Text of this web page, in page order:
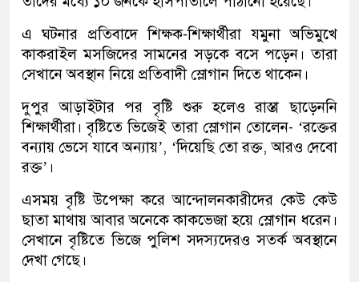
এ ঘটনার প্রতিবাদে শিক্ষক-শিক্ষার্থীরা যমুনা অভিমুখে
কাকরাইল মসজিদের সামনের সড়কে বসে পড়েন। তারা
সেখানে অবস্থান নিয়ে প্রতিবাদী স্লোগান দিতে থাকেন।
দুপুর আড়াইটার পর বৃষ্টি শুরু হলেও রাস্তা ছাড়েননি
শিক্ষার্থীরা। বৃষ্টিতে ভিজেই তারা স্লোগান তোলেন- ‘রক্তের
বন্যায় ভেসে যাবে অন্যায়’, ‘দিয়েছি তো রক্ত, আরও দেবো
রক্ত’।
এসময় বৃষ্টি উপেক্ষা করে আন্দোলনকারীদের কেউ কেউ
ছাতা মাথায় আবার অনেকে কাকভেজা হয়ে স্লোগান ধরেন।
সেখানে বৃষ্টিতে ভিজে পুলিশ সদস্যদেরও সতর্ক অবস্থানে
দেখা গেছে।